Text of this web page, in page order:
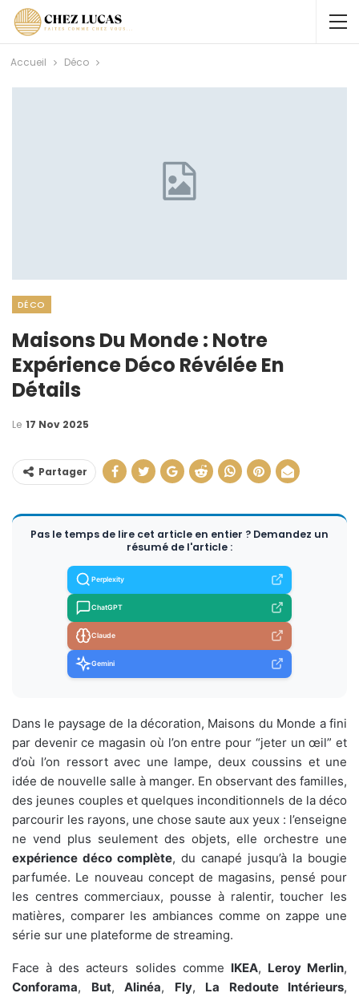
Accueil Déco
DÉCO
Maisons Du Monde : Notre
Expérience Déco Révélée En
Détails
Le 17 Nov 2025
Partager
Pas le temps de lire cet article en entier ? Demandez un
résumé de l'article :
Perplexity
ChatGPT
Claude
Gemini
Dans le paysage de la décoration, Maisons du Monde a fini
par devenir ce magasin où l’on entre pour “jeter un œil” et
d’où l’on ressort avec une lampe, deux coussins et une
idée de nouvelle salle à manger. En observant des familles,
des jeunes couples et quelques inconditionnels de la déco
parcourir les rayons, une chose saute aux yeux : l’enseigne
ne vend plus seulement des objets, elle orchestre une
expérience déco complète, du canapé jusqu’à la bougie
parfumée. Le nouveau concept de magasins, pensé pour
les centres commerciaux, pousse à ralentir, toucher les
matières, comparer les ambiances comme on zappe une
série sur une plateforme de streaming.
Face à des acteurs solides comme IKEA, Leroy Merlin,
Conforama, But, Alinéa, Fly, La Redoute Intérieurs,